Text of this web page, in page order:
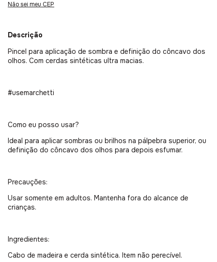
Não sei meu CEP
Descrição
Pincel para aplicação de sombra e definição do côncavo dos
olhos. Com cerdas sintéticas ultra macias.
#usemarchetti
Como eu posso usar?
Ideal para aplicar sombras ou brilhos na pálpebra superior, ou
definição do côncavo dos olhos para depois esfumar.
Precauções:
Usar somente em adultos. Mantenha fora do alcance de
crianças.
Ingredientes:
Cabo de madeira e cerda sintética. Item não perecível.